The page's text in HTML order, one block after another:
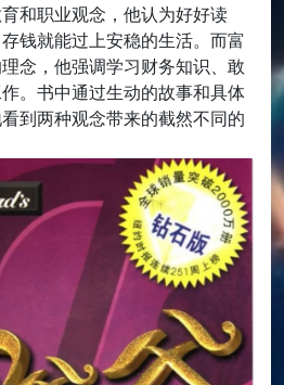
和职业观念，他认为好好读
钱就能过上安稳的生活。而富
念，他强调学习财务知识、敢
。书中通过生动的故事和具体
到两种观念带来的截然不同的